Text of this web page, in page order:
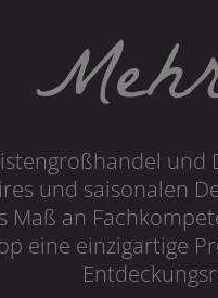
und
und saisonalen
Maß an
eine einzigartige